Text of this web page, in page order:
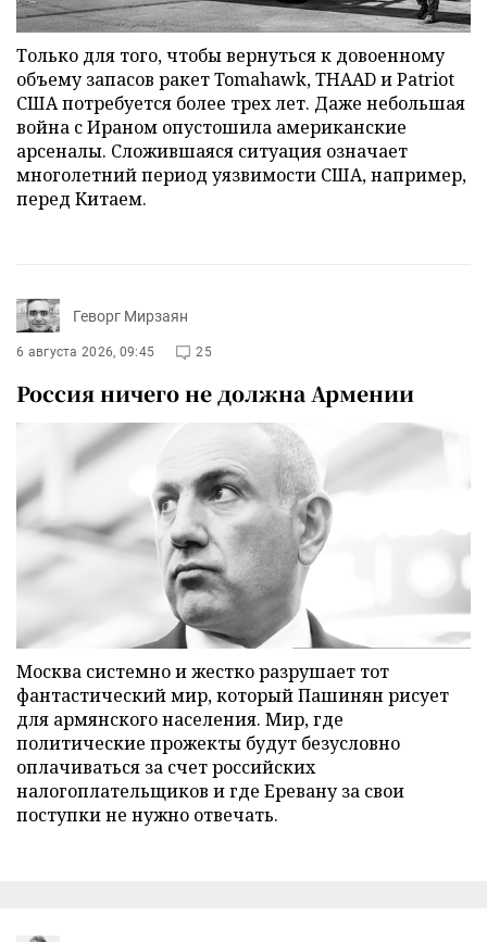
Только для того, чтобы вернуться к довоенному
объему запасов ракет Tomahawk, THAAD и Patriot
США потребуется более трех лет. Даже небольшая
война с Ираном опустошила американские
арсеналы. Сложившаяся ситуация означает
многолетний период уязвимости США, например,
перед Китаем.
Геворг Мирзаян
6 августа 2026, 09:45 25
Россия ничего не должна Армении
Москва системно и жестко разрушает тот
фантастический мир, который Пашинян рисует
для армянского населения. Мир, где
политические прожекты будут безусловно
оплачиваться за счет российских
налогоплательщиков и где Еревану за свои
поступки не нужно отвечать.